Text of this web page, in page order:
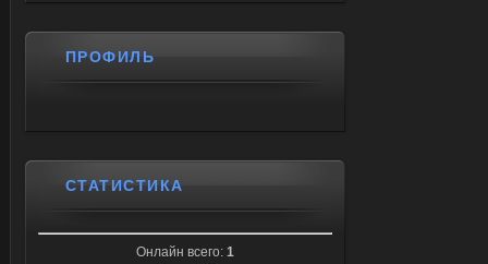
ПРОФИЛЬ
СТАТИСТИКА
Онлайн всего: 1